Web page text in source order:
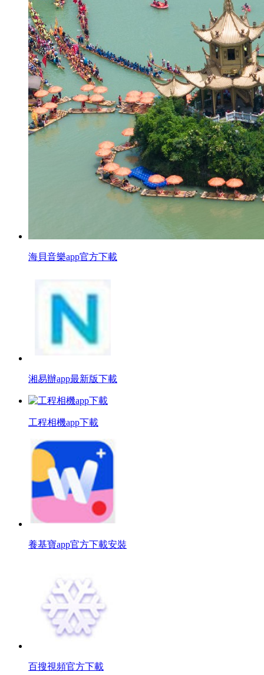
海貝音樂app官方下載
湘易辦app最新版下載
工程相機app下載
養基寶app官方下載安裝
百搜視頻官方下載